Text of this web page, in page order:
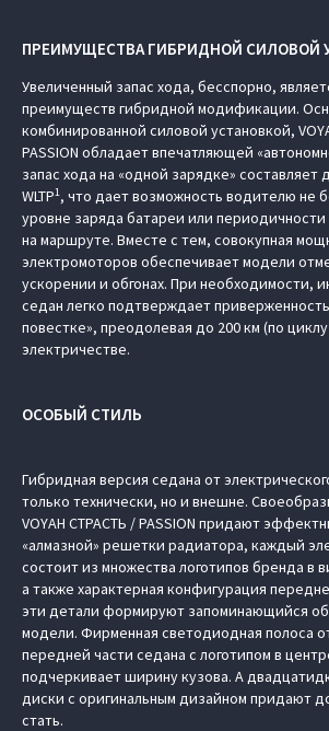
ПРЕИМУЩЕСТВА ГИБРИДНОЙ СИЛОВОЙ
Увеличенный запас хода, бесспорно,
преимуществ гибридной модификации.
комбинированной силовой установкой,
PASSION обладает впечатляющей
запас хода на «одной зарядке» составляет
WLTP1, что дает возможность водителю не
уровне заряда батареи или
на маршруте. Вместе с тем, совокупная
электромоторов обеспечивает модели
ускорении и обгонах. При необходимости,
седан легко подтверждает
повестке», преодолевая до 200 км (по циклу
электричестве.
ОСОБЫЙ СТИЛЬ
Гибридная версия седана от
только технически, но и внешне.
VOYAH СТРАСТЬ / PASSION придают
«алмазной» решетки радиатора, каждый
состоит из множества логотипов бренда в
а также характерная конфигурация
эти детали формируют запоминающийся
модели. Фирменная светодиодная полоса
передней части седана с логотипом в
подчеркивает ширину кузова. А
диски с оригинальным дизайном придают
стать.